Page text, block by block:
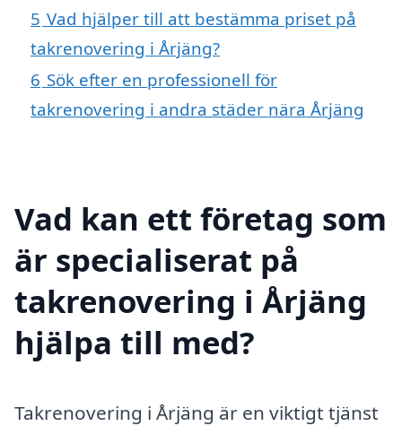
5 Vad hjälper till att bestämma priset på
takrenovering i Årjäng?
6 Sök efter en professionell för
takrenovering i andra städer nära Årjäng
Vad kan ett företag som
är specialiserat på
takrenovering i Årjäng
hjälpa till med?
Takrenovering i Årjäng är en viktigt tjänst